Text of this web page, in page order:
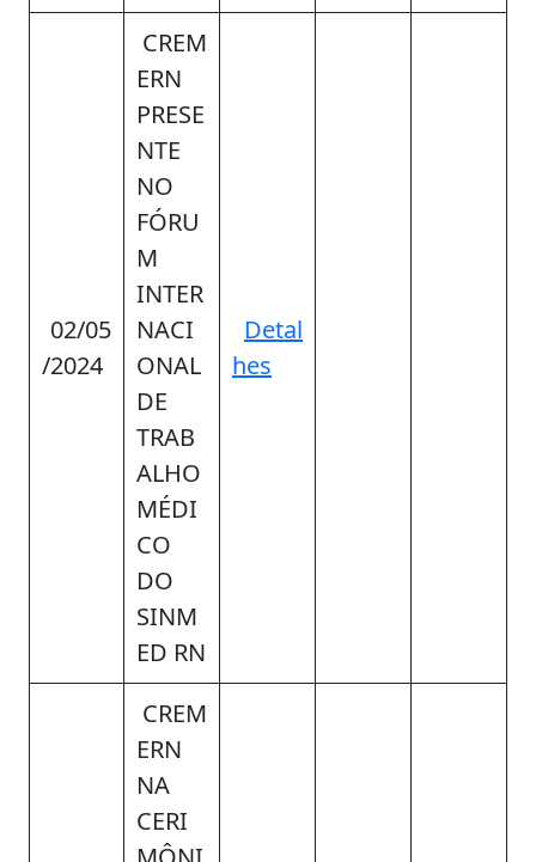
02/05
/2024
CREM
ERN
PRESE
NTE
NO
FÓRU
M
INTER
NACI
ONAL
DE
TRAB
ALHO
MÉDI
CO
DO
SINM
ED RN
Detal
hes
CREM
ERN
NA
CERI